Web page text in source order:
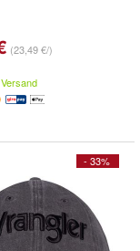
(23,49 €/)
- 33%